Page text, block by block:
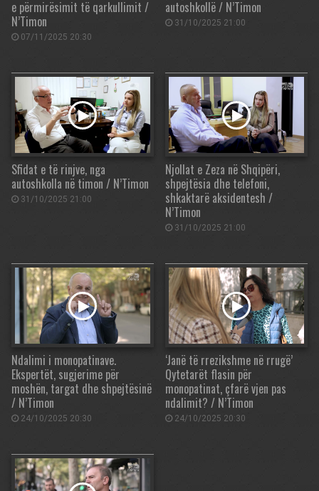
e përmirësimit të qarkullimit /
N’Timon
07/11/2025 20:30
autoshkollë / N’Timon
31/10/2025 21:00
Sfidat e të rinjve, nga
autoshkolla në timon / N’Timon
31/10/2025 21:00
Njollat e Zeza në Shqipëri,
shpejtësia dhe telefoni,
shkaktarë aksidentesh /
N’Timon
31/10/2025 21:00
Ndalimi i monopatinave.
Ekspertët, sugjerime për
moshën, targat dhe shpejtësinë
/ N’Timon
24/10/2025 20:30
‘Janë të rrezikshme në rrugë’
Qytetarët flasin për
monopatinat, çfarë vjen pas
ndalimit? / N’Timon
24/10/2025 20:30